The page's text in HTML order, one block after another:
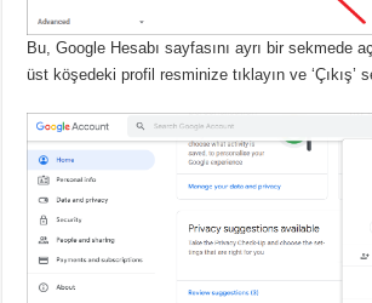
Bu, Google Hesabı sayfasını ayrı bir sekmede
üst köşedeki profil resminize tıklayın ve ‘Çıkış’